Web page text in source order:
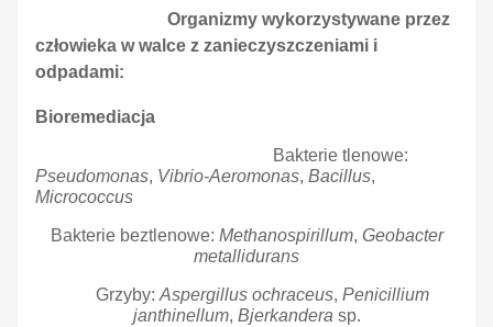
Organizmy wykorzystywane przez
człowieka w walce z zanieczyszczeniami i
odpadami:
Bioremediacja
Bakterie tlenowe:
Pseudomonas, Vibrio-Aeromonas, Bacillus,
Micrococcus
Bakterie beztlenowe: Methanospirillum, Geobacter
metallidurans
Grzyby: Aspergillus ochraceus, Penicillium
janthinellum, Bjerkandera sp.